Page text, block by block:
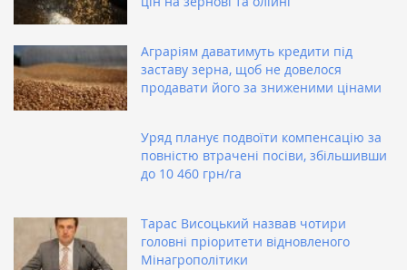
Аграріям даватимуть кредити під
заставу зерна, щоб не довелося
продавати його за зниженими цінами
Уряд планує подвоїти компенсацію за
повністю втрачені посіви, збільшивши
до 10 460 грн/га
Тарас Висоцький назвав чотири
головні пріоритети відновленого
Мінагрополітики